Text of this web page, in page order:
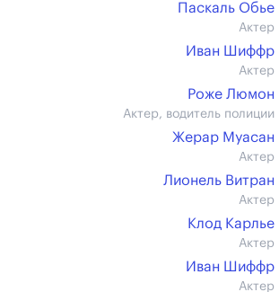
Паскаль Обье
Актер
Иван Шиффр
Актер
Роже Люмон
Актер, водитель полиции
Жерар Муасан
Актер
Лионель Витран
Актер
Клод Карлье
Актер
Иван Шиффр
Актер